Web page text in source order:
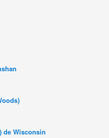
de Wisconsin